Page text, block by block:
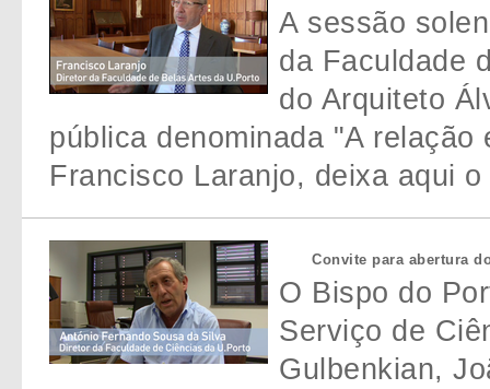
A sessão
da Faculdade
do Arquiteto
pública denominada "A
Francisco Laranjo, deixa aqui
Convite para abertura
O Bispo do
Serviço de
Gulbenkian,